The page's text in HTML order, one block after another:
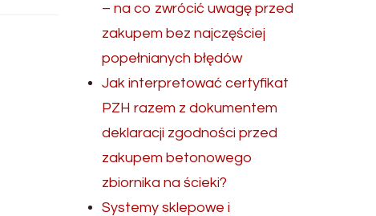
– na co zwrócić uwagę przed
zakupem bez najczęściej
popełnianych błędów
Jak interpretować certyfikat
PZH razem z dokumentem
deklaracji zgodności przed
zakupem betonowego
zbiornika na ścieki?
Systemy sklepowe i